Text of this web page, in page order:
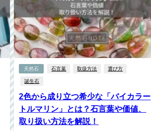
天然石 石言葉 取扱方法 選び方
誕生石
2色から成り立つ希少な「バイカラー
トルマリン」とは？石言葉や価値、
取り扱い方法を解説！